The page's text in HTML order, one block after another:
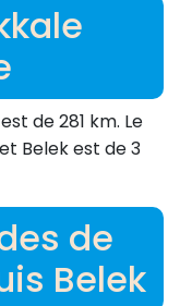
de 281 km. Le
Belek est de 3
de
Belek